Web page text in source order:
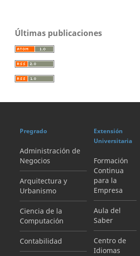
Últimas publicaciones
Pregrado
Administración de
Negocios
Arquitectura y
Urbanismo
Ciencia de la
Computación
Contabilidad
Extensión
Universitaria
Formación
Continua
para la
Empresa
Aula del
Saber
Centro de
Idiomas